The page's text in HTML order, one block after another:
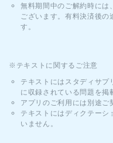
無料期間中のご解約時には
ございます。有料決済後の
す。
※テキストに関するご注意
テキストにはスタディサプ
に収録されている問題を掲
アプリのご利用には別途ご
テキストにはディクテー
いません。